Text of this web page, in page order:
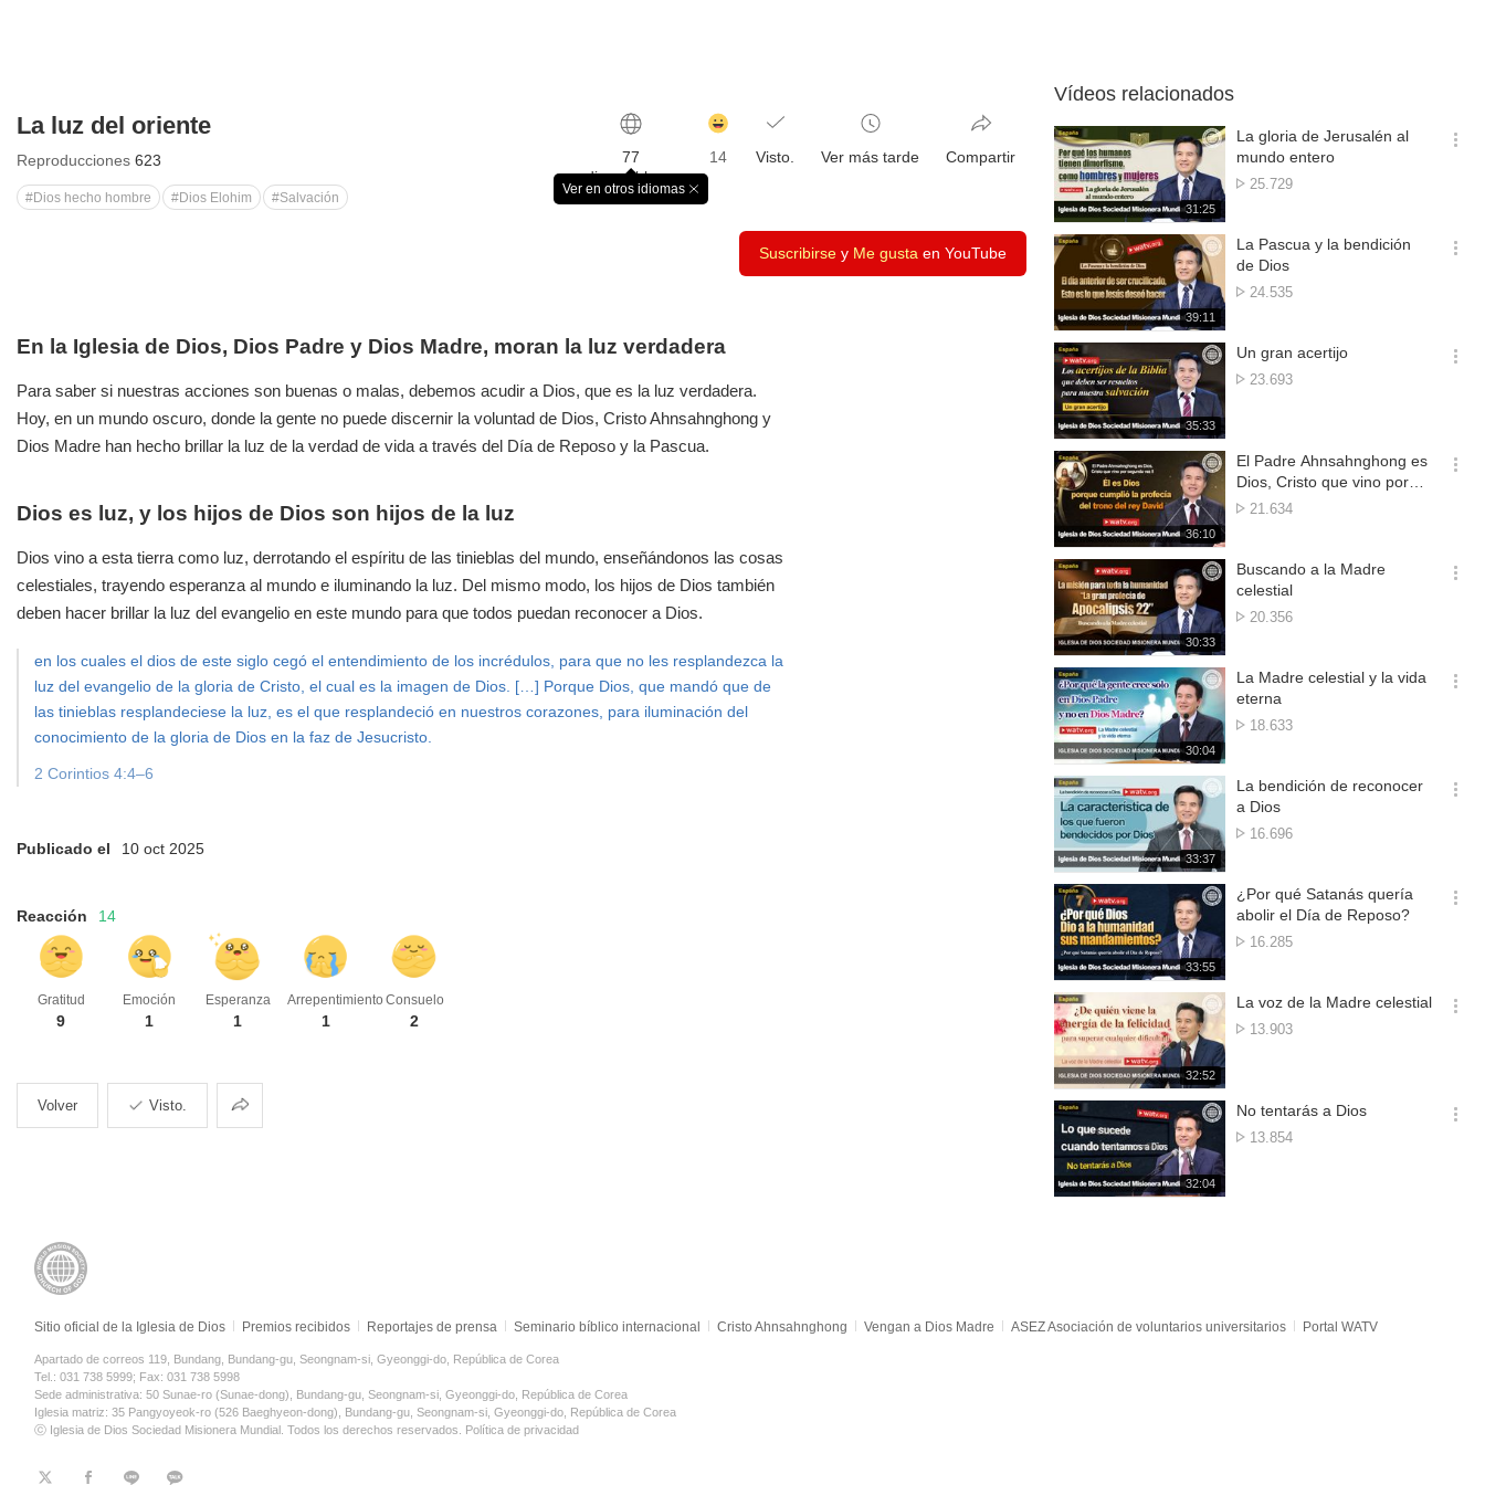
La luz del oriente
Reproducciones 623
#Dios hecho hombre #Dios Elohim #Salvación
77
disponibles
Ver en otros idiomas
창
14 Visto. Ver más tarde Compartir
Suscribirse y Me gusta en YouTube
En la Iglesia de Dios, Dios Padre y Dios Madre, moran la luz verdadera
Para saber si nuestras acciones son buenas o malas, debemos acudir a Dios, que es la luz verdadera.
Hoy, en un mundo oscuro, donde la gente no puede discernir la voluntad de Dios, Cristo Ahnsahnghong y
Dios Madre han hecho brillar la luz de la verdad de vida a través del Día de Reposo y la Pascua.
Dios es luz, y los hijos de Dios son hijos de la luz
Dios vino a esta tierra como luz, derrotando el espíritu de las tinieblas del mundo, enseñándonos las cosas
celestiales, trayendo esperanza al mundo e iluminando la luz. Del mismo modo, los hijos de Dios también
deben hacer brillar la luz del evangelio en este mundo para que todos puedan reconocer a Dios.
en los cuales el dios de este siglo cegó el entendimiento de los incrédulos, para que no les resplandezca la
luz del evangelio de la gloria de Cristo, el cual es la imagen de Dios. […] Porque Dios, que mandó que de
las tinieblas resplandeciese la luz, es el que resplandeció en nuestros corazones, para iluminación del
conocimiento de la gloria de Dios en la faz de Jesucristo.
2 Corintios 4:4–6
Publicado el 10 oct 2025
Reacción 14
Gratitud
9
Emoción
1
Esperanza
1
Arrepentimiento
1
Consuelo
2
Volver Visto. Compartir
Vídeos relacionados
재
생
시
간
31:25
La gloria de Jerusalén al
mundo entero
Reproducciones
25.729
옵
재
생
시
간
39:11
La Pascua y la bendición
de Dios
Reproducciones
24.535
옵
재
생
시
간
35:33
Un gran acertijo
Reproducciones
23.693
옵
재
생
간
36:10
El Padre Ahnsahnghong es
Dios, Cristo que vino por
segunda vez II
Reproducciones
21.634
옵
재
생
시
간
30:33
Buscando a la Madre
celestial
Reproducciones
20.356
옵
재
생
간
30:04
La Madre celestial y la vida
eterna
Reproducciones
18.633
옵
재
생
간
33:37
La bendición de reconocer
a Dios
Reproducciones
16.696
옵
재
생
간
33:55
¿Por qué Satanás quería
abolir el Día de Reposo?
Reproducciones
16.285
옵
재
생
간
32:52
La voz de la Madre celestial
Reproducciones
13.903
옵
재
생
32:04
No tentarás a Dios
Reproducciones
13.854
옵
Sitio oficial de la Iglesia de Dios Premios recibidos Reportajes de prensa Seminario bíblico internacional Cristo Ahnsahnghong Vengan a Dios Madre ASEZ Asociación de voluntarios universitarios Portal WATV
Apartado de correos 119, Bundang, Bundang-gu, Seongnam-si, Gyeonggi-do, República de Corea
Tel.: 031 738 5999; Fax: 031 738 5998
Sede administrativa: 50 Sunae-ro (Sunae-dong), Bundang-gu, Seongnam-si, Gyeonggi-do, República de Corea
Iglesia matriz: 35 Pangyoyeok-ro (526 Baeghyeon-dong), Bundang-gu, Seongnam-si, Gyeonggi-do, República de Corea
ⓒ Iglesia de Dios Sociedad Misionera Mundial. Todos los derechos reservados. Política de privacidad
트 페 라 KaKao